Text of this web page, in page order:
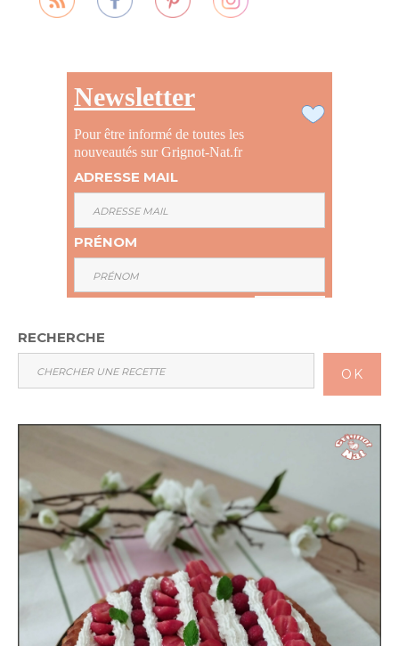
Newsletter
Pour être informé de toutes les
nouveautés sur Grignot-Nat.fr
ADRESSE MAIL
PRÉNOM
RECHERCHE
OK